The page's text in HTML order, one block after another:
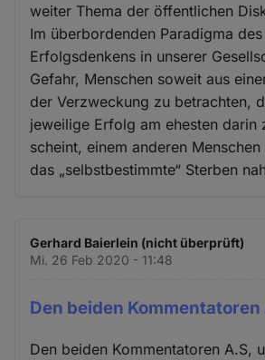
weiter Thema der öffentlichen
Im überbordenden Paradigma
Erfolgsdenkens in unserer
Gefahr, Menschen soweit aus
der Verzweckung zu betrachten,
jeweilige Erfolg am ehesten darin
scheint, einem anderen
das „selbstbestimmte“ Sterben
Gerhard Baierlein (nicht überprüft)
Mi. 26 Feb 2020 - 11:48
Den beiden Kommentatoren
Den beiden Kommentatoren A.S,